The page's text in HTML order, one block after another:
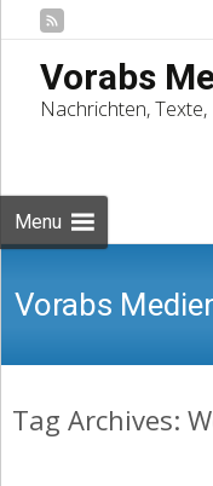
Vorabs
Nachrichten,
Menu
Vorabs
Nachrichten,
Tag Archives: